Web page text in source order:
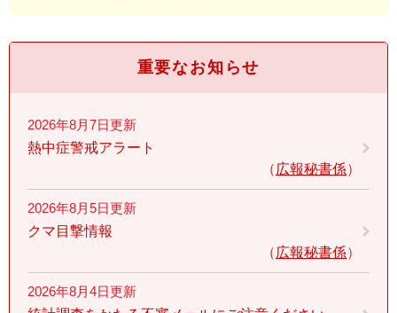
重要なお知らせ
2026年8月7日更新
熱中症警戒アラート
広報秘書係
2026年8月5日更新
クマ目撃情報
広報秘書係
2026年8月4日更新